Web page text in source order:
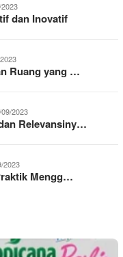
dan Inovatif
Ruang yang …
2023
Relevansiny…
2023
Mengg…